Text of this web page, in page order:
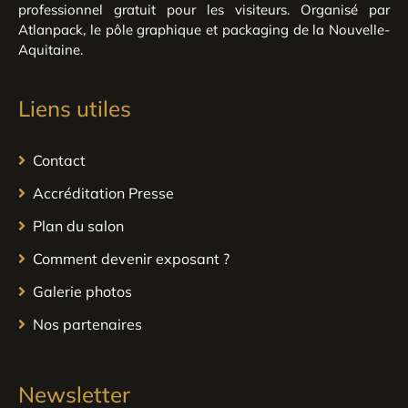
professionnel gratuit pour les visiteurs. Organisé par
Atlanpack, le pôle graphique et packaging de la Nouvelle-
Aquitaine.
Liens utiles
Contact
Accréditation Presse
Plan du salon
Comment devenir exposant ?
Galerie photos
Nos partenaires
Newsletter